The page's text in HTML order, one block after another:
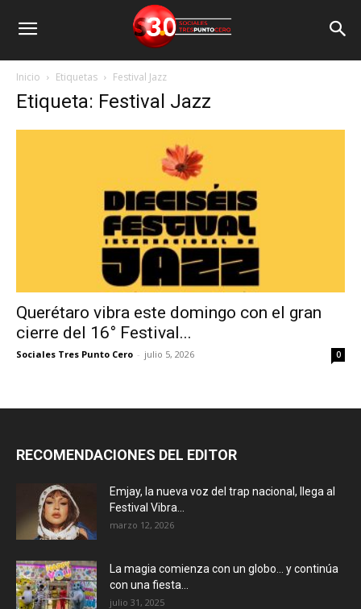
Inicio Etiquetas Festival Jazz
Etiqueta: Festival Jazz
Querétaro vibra este domingo con el gran
cierre del 16° Festival...
Sociales Tres Punto Cero - julio 5, 2026 0
RECOMENDACIONES DEL EDITOR
Emjay, la nueva voz del trap nacional, llega al
Festival Vibra...
marzo 12, 2026
La magia comienza con un globo… y continúa
con una fiesta...
julio 31, 2025